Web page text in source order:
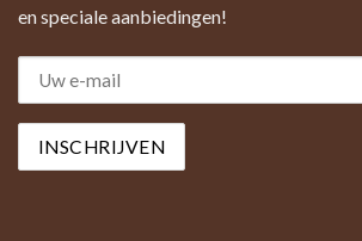
en speciale aanbiedingen!